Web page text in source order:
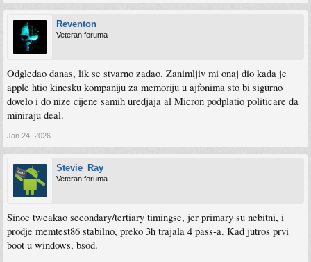
Reventon
Veteran foruma
Odgledao danas, lik se stvarno zadao. Zanimljiv mi onaj dio kada je
apple htio kinesku kompaniju za memoriju u ajfonima sto bi sigurno
dovelo i do nize cijene samih uredjaja al Micron podplatio politicare da
miniraju deal.
Jan 24, 2026
Stevie_Ray
Veteran foruma
Sinoc tweakao secondary/tertiary timingse, jer primary su nebitni, i
prodje memtest86 stabilno, preko 3h trajala 4 pass-a. Kad jutros prvi
boot u windows, bsod.